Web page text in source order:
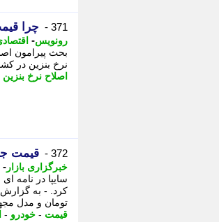
371 - چرا
رونویس-
بحث پیرامون
نرخ بنزین در
اصلاح نرخ بنزین
372 - قیمت جدید
خبرگزاری بازار -
تومان و مدل
قیمت - خودرو -